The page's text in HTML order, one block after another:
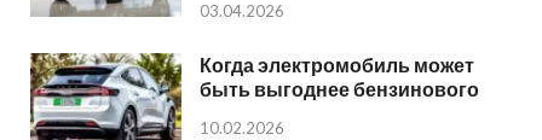
03.04.2026
Когда электромобиль может
быть выгоднее бензинового
10.02.2026